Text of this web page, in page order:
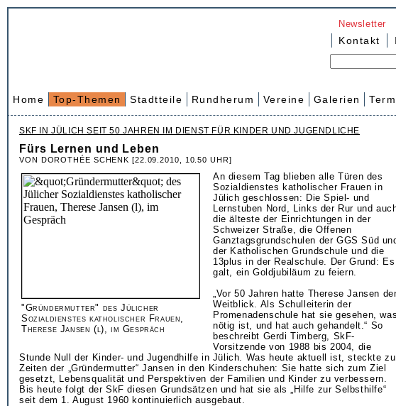
Newsletter
Kontakt
Home Top-Themen Stadtteile Rundherum Vereine Galerien
SKF IN JÜLICH SEIT 50 JAHREN IM DIENST FÜR KINDER UND JUGENDLICHE
Fürs Lernen und Leben
VON DOROTHÉE SCHENK [22.09.2010, 10.50 UHR]
"Gründermutter" des Jülicher
Sozialdienstes katholischer Frauen,
Therese Jansen (l), im Gespräch
An diesem Tag blieben alle Türen des
Sozialdienstes katholischer Frauen in
Jülich geschlossen: Die Spiel- und
Lernstuben Nord, Links der Rur und
die älteste der Einrichtungen in der
Schweizer Straße, die Offenen
Ganztagsgrundschulen der GGS Süd
der Katholischen Grundschule und die
13plus in der Realschule. Der Grund: Es
galt, ein Goldjubiläum zu feiern.
„Vor 50 Jahren hatte Therese Jansen
Weitblick. Als Schulleiterin der
Promenadenschule hat sie gesehen, was
nötig ist, und hat auch gehandelt.“ So
beschreibt Gerdi Timberg, SkF-
Vorsitzende von 1988 bis 2004, die
Stunde Null der Kinder- und Jugendhilfe in Jülich. Was heute aktuell ist, steckte zu
Zeiten der „Gründermutter“ Jansen in den Kinderschuhen: Sie hatte sich zum Ziel
gesetzt, Lebensqualität und Perspektiven der Familien und Kinder zu verbessern.
Bis heute folgt der SkF diesen Grundsätzen und hat sie als „Hilfe zur Selbsthilfe“
seit dem 1. August 1960 kontinuierlich ausgebaut.